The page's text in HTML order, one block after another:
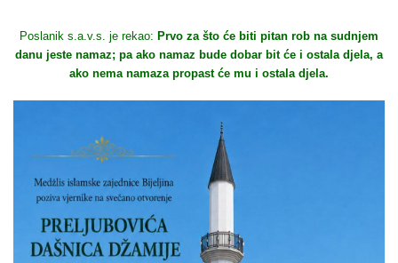
Poslanik s.a.v.s. je rekao: Prvo za što će biti pitan rob na sudnjem
danu jeste namaz; pa ako namaz bude dobar bit će i ostala djela, a
ako nema namaza propast će mu i ostala djela.